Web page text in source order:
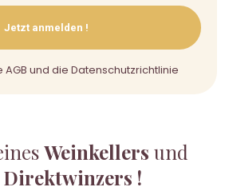
Weinkellers und
Direktwinzers !
Jetzt anmelden !
und die Datenschutzrichtlinie